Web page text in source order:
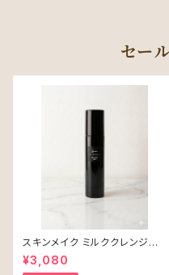
セー
スキンメイク ミルククレンジン
グ100ml
¥3,080